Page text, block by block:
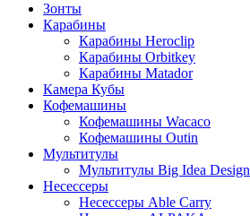
Зонты
Карабины
Карабины Heroclip
Карабины Orbitkey
Карабины Matador
Камера Кубы
Кофемашины
Кофемашины Wacaco
Кофемашины Outin
Мультитулы
Мультитулы Big Idea Design
Несессеры
Несессеры Able Carry